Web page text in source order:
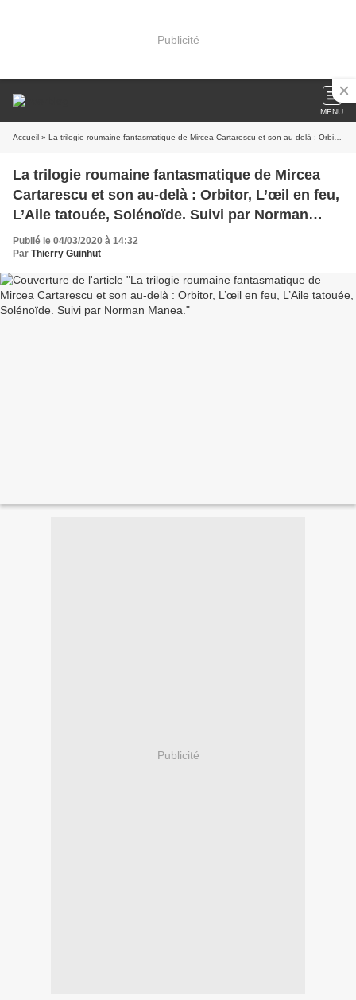
Publicité
MENU
Accueil » La trilogie roumaine fantasmatique de Mircea Cartarescu et son au-delà : Orbitor, L’œil en feu, L’Aile tatouée, Solénoïde. Suivi par Norman Manea.
La trilogie roumaine fantasmatique de Mircea
Cartarescu et son au-delà : Orbitor, L’œil en feu,
L’Aile tatouée, Solénoïde. Suivi par Norman
Manea.
Publié le 04/03/2020 à 14:32
Par Thierry Guinhut
Publicité